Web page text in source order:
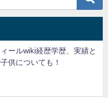
ールwiki経歴学歴、実績と
供についても！